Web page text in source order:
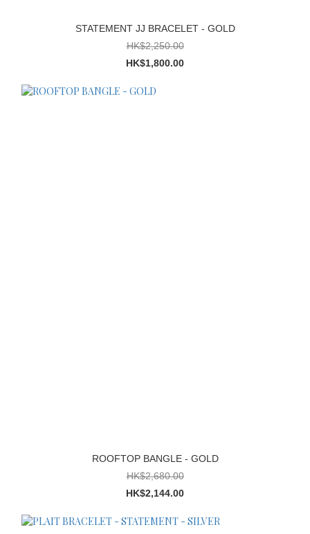
STATEMENT JJ BRACELET - GOLD
HK$2,250.00
HK$1,800.00
ROOFTOP BANGLE - GOLD
HK$2,680.00
HK$2,144.00